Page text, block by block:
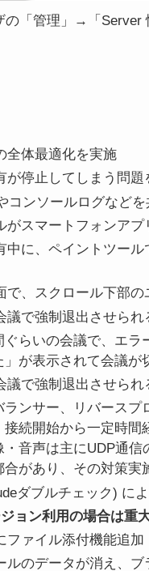
の「管理」→「Server
全体最適化を実施
が停止してしまう問題
コンソールログなど
がスマートフォンアプ
中に、ペイントツー
で、スクロール下部
議で強制退出させら
らいの会議で、エ
が表示されて会議が
議で強制退出させら
ンサー、リバースプ
続開始から一定時
音声は主にUDP通
があり、その対策実
ダブルチェック) に
ョン利用の場合は重
ファイル添付機能追加
のデータが消え、